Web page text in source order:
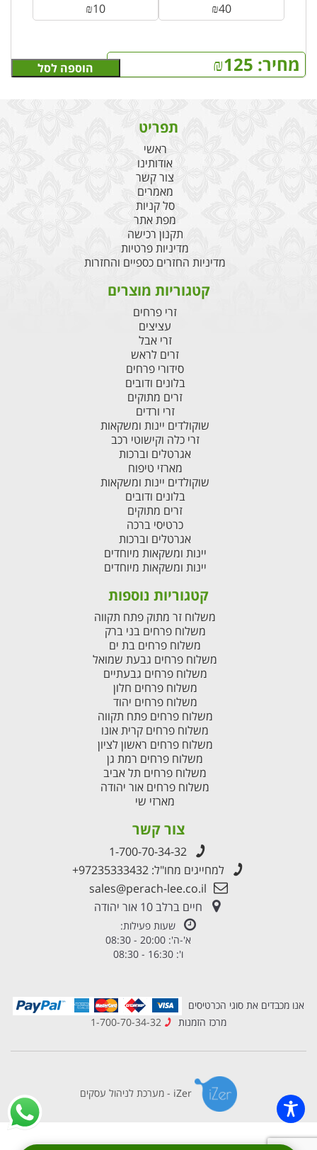
מחיר: ₪125 הוספה לסל
₪10
₪40
תפריט
ראשי
אודותינו
צור קשר
מאמרים
סל קניות
מפת אתר
תקנון רכישה
מדיניות פרטיות
מדיניות החזרים כספיים והחזרות
קטגוריות מוצרים
זרי פרחים
עציצים
זרי אבל
זרים לראש
סידורי פרחים
בלונים ודובים
זרים מתוקים
זרי ורדים
שוקולדים יינות ומשקאות
זרי כלה וקישוטי רכב
אגרטלים וברכות
מארזי טיפוח
שוקולדים יינות ומשקאות
בלונים ודובים
זרים מתוקים
כרטיסי ברכה
אגרטלים וברכות
יינות ומשקאות מיוחדים
יינות ומשקאות מיוחדים
קטגוריות נוספות
משלוח זר מתוק פתח תקווה
משלוח פרחים בני ברק
משלוח פרחים בת ים
משלוח פרחים גבעת שמואל
משלוח פרחים גבעתיים
משלוח פרחים חלון
משלוח פרחים יהוד
משלוח פרחים פתח תקווה
משלוח פרחים קרית אונו
משלוח פרחים ראשון לציון
משלוח פרחים רמת גן
משלוח פרחים תל אביב
משלוח פרחים אור יהודה
מארזי שי
צור קשר
1-700-70-34-32
למחייגים מחו"ל:+97235333432
sales@perach-lee.co.il
חיים ברלב 10 אור יהודה
שעות פעילות:
א'-ה': 20:00 - 08:30
ו': 16:30 - 08:30
אנו מכבדים את סוגי הכרטיסים
מרכז הזמנות
iZer - מערכת לניהול עסקים
×